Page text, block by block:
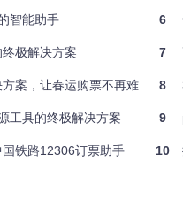
环境。您需要准备Python
智能助手
极解决方案
案，让春运购票不再难
工具的终极解决方案
铁路12306订票助手
6
7
8
9
10